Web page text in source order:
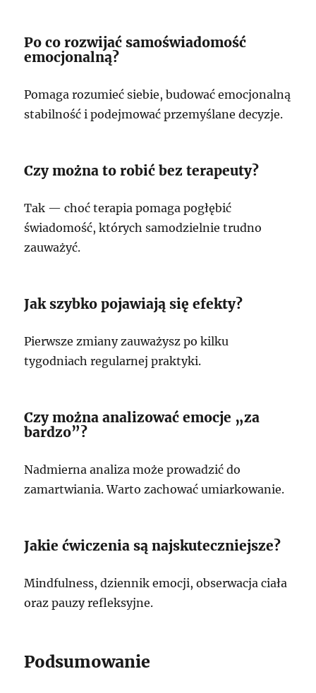
Po co rozwijać samoświadomość
emocjonalną?
Pomaga rozumieć siebie, budować emocjonalną
stabilność i podejmować przemyślane decyzje.
Czy można to robić bez terapeuty?
Tak — choć terapia pomaga pogłębić
świadomość, których samodzielnie trudno
zauważyć.
Jak szybko pojawiają się efekty?
Pierwsze zmiany zauważysz po kilku
tygodniach regularnej praktyki.
Czy można analizować emocje „za
bardzo”?
Nadmierna analiza może prowadzić do
zamartwiania. Warto zachować umiarkowanie.
Jakie ćwiczenia są najskuteczniejsze?
Mindfulness, dziennik emocji, obserwacja ciała
oraz pauzy refleksyjne.
Podsumowanie